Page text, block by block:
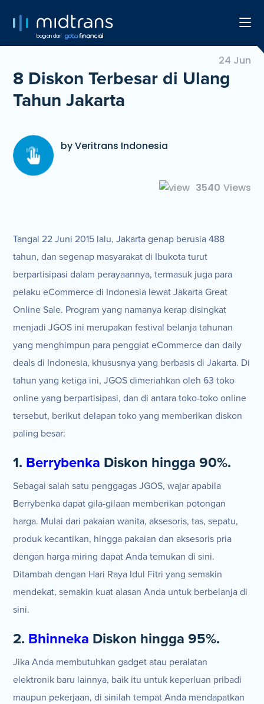
bagian dari
24 Jun
8 Diskon Terbesar di Ulang
Tahun Jakarta
by Veritrans Indonesia
3540 Views
Tangal 22 Juni 2015 lalu, Jakarta genap berusia 488
tahun, dan segenap masyarakat di Ibukota turut
berpartisipasi dalam perayaannya, termasuk juga para
pelaku eCommerce di Indonesia lewat Jakarta Great
Online Sale. Program yang namanya kerap disingkat
menjadi JGOS ini merupakan festival belanja tahunan
yang menghimpun para penggiat eCommerce dan daily
deals di Indonesia, khususnya yang berbasis di Jakarta. Di
tahun yang ketiga ini, JGOS dimeriahkan oleh 63 toko
online yang berpartisipasi, dan di antara toko-toko online
tersebut, berikut delapan toko yang memberikan diskon
paling besar:
1. Berrybenka Diskon hingga 90%.
Sebagai salah satu penggagas JGOS, wajar apabila
Berrybenka dapat gila-gilaan memberikan potongan
harga. Mulai dari pakaian wanita, aksesoris, tas, sepatu,
produk kecantikan, hingga pakaian dan aksesoris pria
dengan harga miring dapat Anda temukan di sini.
Ditambah dengan Hari Raya Idul Fitri yang semakin
mendekat, semakin kuat alasan Anda untuk berbelanja di
sini.
2. Bhinneka Diskon hingga 95%.
Jika Anda membutuhkan gadget atau peralatan
elektronik baru lainnya, baik itu untuk keperluan pribadi
maupun pekerjaan, di sinilah tempat Anda mendapatkan